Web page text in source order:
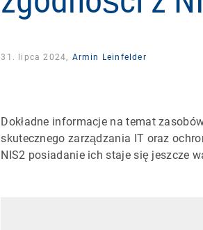
31. lipca 2024, Armin Leinfelder
Dokładne informacje na temat
skutecznego zarządzania IT oraz
NIS2 posiadanie ich staje się jeszcze